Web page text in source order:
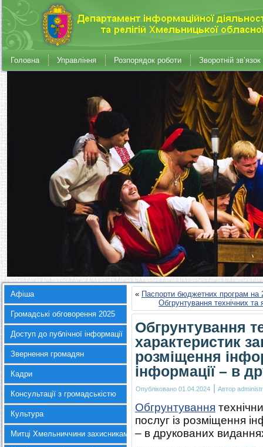
Головна Управління Розпорядок роботи Зворотній зв’язок
Афіша
Громадські обговорення 2025
Доступ до публічної інформації
Звернення громадян
Кадри
Консультації з громадськістю
Культура
Митці Хмельниччини захисникам України
« Паспорти бюджетних програм на
Обгрунтування технічних та
Обгрунтування
характеристик
розміщення
інформації – в
Опубліковано 01.04.2024 | Автор
Обгрунтування
послуг із розміщення
– в друкованих